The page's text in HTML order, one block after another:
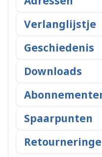
Verlanglijstje
Geschiedenis
Downloads
Spaarpunten